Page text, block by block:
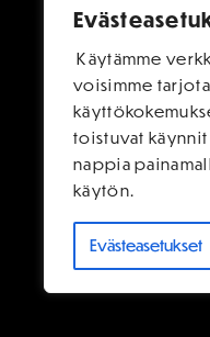
Käytämme
voisimme
toistuvat
nappia
käytön.
Evästeasetukset